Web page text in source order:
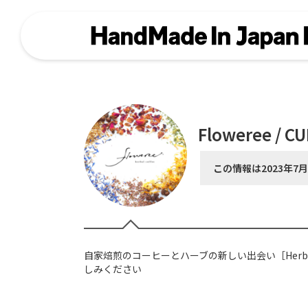
Floweree /
この情報は2023年7
自家焙煎のコーヒーとハーブの新しい出会い［
しみください